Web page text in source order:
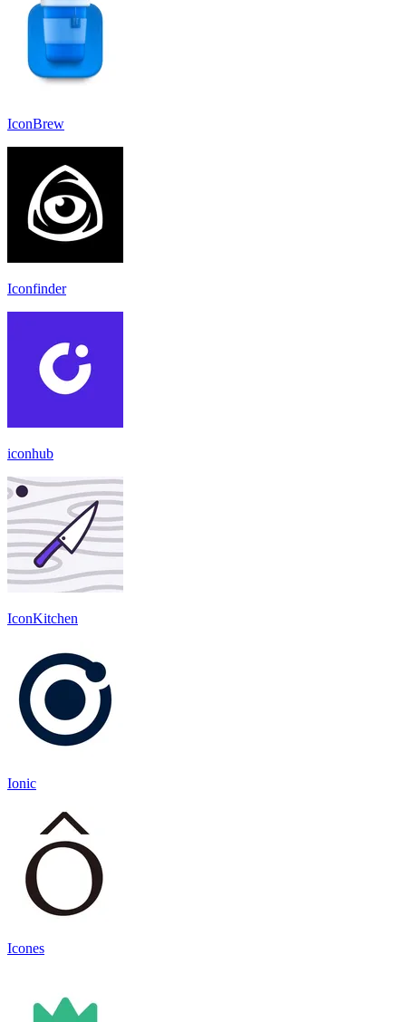
IconBrew
Iconfinder
iconhub
IconKitchen
Ionic
Icones